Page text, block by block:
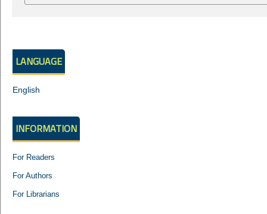
LANGUAGE
English
INFORMATION
For Readers
For Authors
For Librarians